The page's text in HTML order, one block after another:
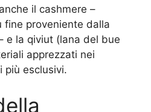
il cashmere –
fine proveniente dalla
e la qiviut (lana del bue
apprezzati nei
più esclusivi.